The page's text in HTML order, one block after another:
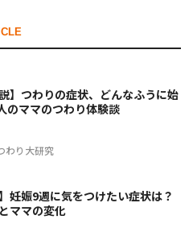
わり大研究
説】つわりの症状、どんなふうに始
のママのつわり体験談
妊娠9週に気をつけたい症状は？
ママの変化